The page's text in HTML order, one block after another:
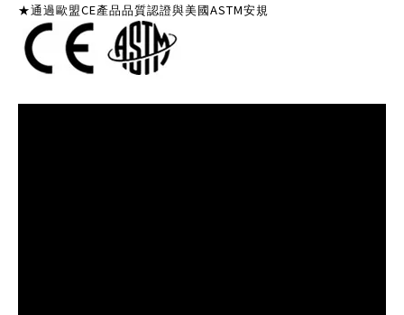
★通過歐盟CE產品品質認證與美國 ASTM安規